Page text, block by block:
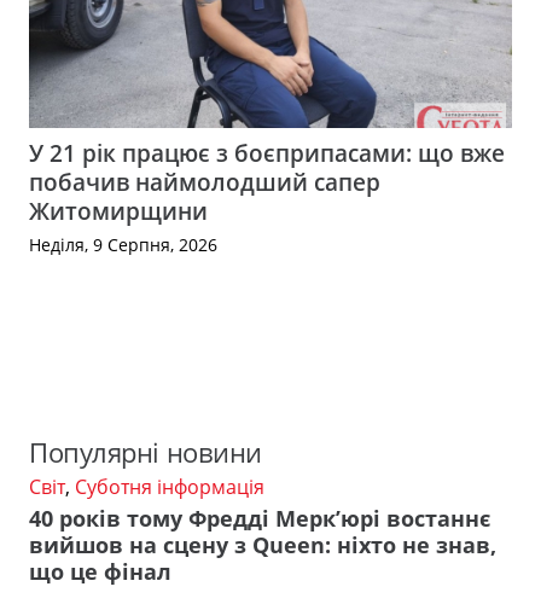
У 21 рік працює з боєприпасами: що вже
побачив наймолодший сапер
Житомирщини
Неділя, 9 Серпня, 2026
Популярні новини
Світ, Суботня інформація
40 років тому Фредді Мерк’юрі востаннє
вийшов на сцену з Queen: ніхто не знав,
що це фінал